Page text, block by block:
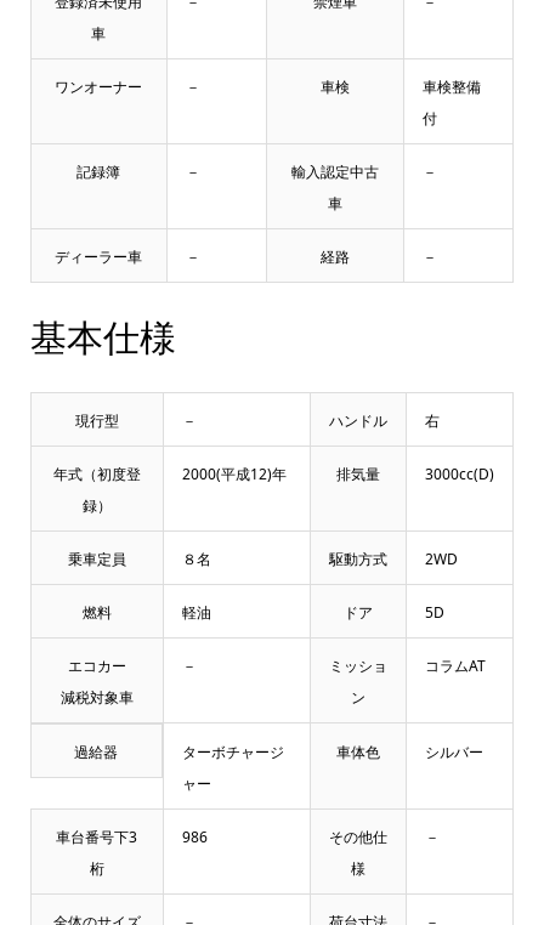
車
ワンオーナー － 車検
車検整備
付
記録簿 －
輸入認定中古
車
－
ディーラー車 － 経路 －
基本仕様
現行型 － ハンドル 右
年式（初度登
録）
2000(平成12)年 排気量 3000cc(D)
乗車定員 ８名 駆動方式 2WD
燃料 軽油 ドア 5D
エコカー
減税対象車
－
ミッショ
ン
コラムAT
過給器
ターボチャージ
ャー
車体色 シルバー
車台番号下3
桁
986
その他仕
様
－